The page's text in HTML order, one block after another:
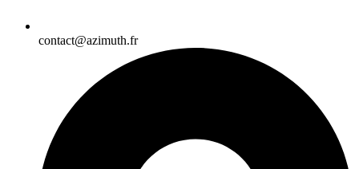
contact@azimuth.fr